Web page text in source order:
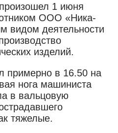
1 июня
ООО «Ника-
видом деятельности
изделий.
примерно в 16.50 на
нога машиниста
в вальцовую
тяжелые.